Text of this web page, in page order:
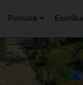
Ponuka Exotika